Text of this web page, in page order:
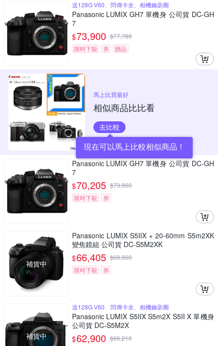
送128G V60、閃傳卡盒、相機鑰匙圈
Panasonic LUMIX GH7 單機身 公司貨 DC-GH
7
$73,900 $77,789
限時下殺
券 贈品
馬上比買最好
相似商品比比看
去比較
現在可以馬上比較相似商品！
Panasonic LUMIX GH7 單機身 公司貨 DC-GH
7
$70,205 $73,900
限時下殺
券
補貨中
Panasonic LUMIX S5IIX + 20-60mm S5m2XK
變焦鏡組 公司貨 DC-S5M2XK
$66,405 $69,900
限時下殺
券
補貨中
送128G V60、閃傳卡盒、相機鑰匙圈
Panasonic LUMIX S5IIX S5m2X S5II X 單機身
公司貨 DC-S5M2X
$62,900 $66,210